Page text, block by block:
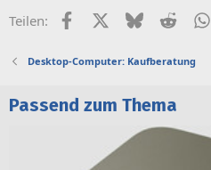
Teilen: FacebookX (Twitter)
BlueskyReddit
Desktop-Computer: Kaufberatung
Passend zum Thema